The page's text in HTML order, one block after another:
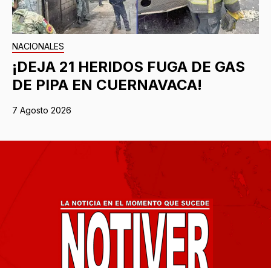
NACIONALES
¡DEJA 21 HERIDOS FUGA DE GAS
DE PIPA EN CUERNAVACA!
7 Agosto 2026